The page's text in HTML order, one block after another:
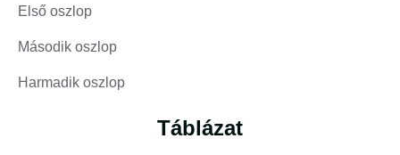
Első oszlop
Második oszlop
Harmadik oszlop
Táblázat